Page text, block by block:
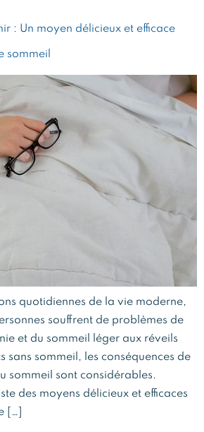
: Un moyen délicieux et efficace
sommeil
quotidiennes de la vie moderne,
souffrent de problèmes de
et du sommeil léger aux réveils
sans sommeil, les conséquences de
sommeil sont considérables.
des moyens délicieux et efficaces
[…]